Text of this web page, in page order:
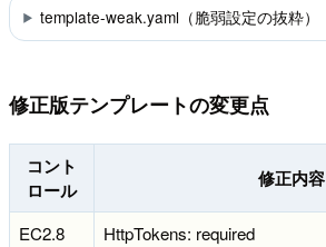
template-weak.yaml（脆弱設定の抜粋）
修正版テンプレートの変更点
コント
ロール
修正内容
EC2.8
HttpTokens: required